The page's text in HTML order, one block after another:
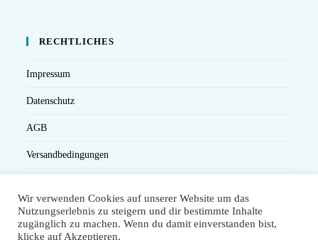
RECHTLICHES
Impressum
Datenschutz
AGB
Versandbedingungen
Seminarteilnahme- und Storno-Bedingungen
Wir verwenden Cookies auf unserer Website um das
Nutzungserlebnis zu steigern und dir bestimmte Inhalte
zugänglich zu machen. Wenn du damit einverstanden bist,
klicke auf Akzeptieren.